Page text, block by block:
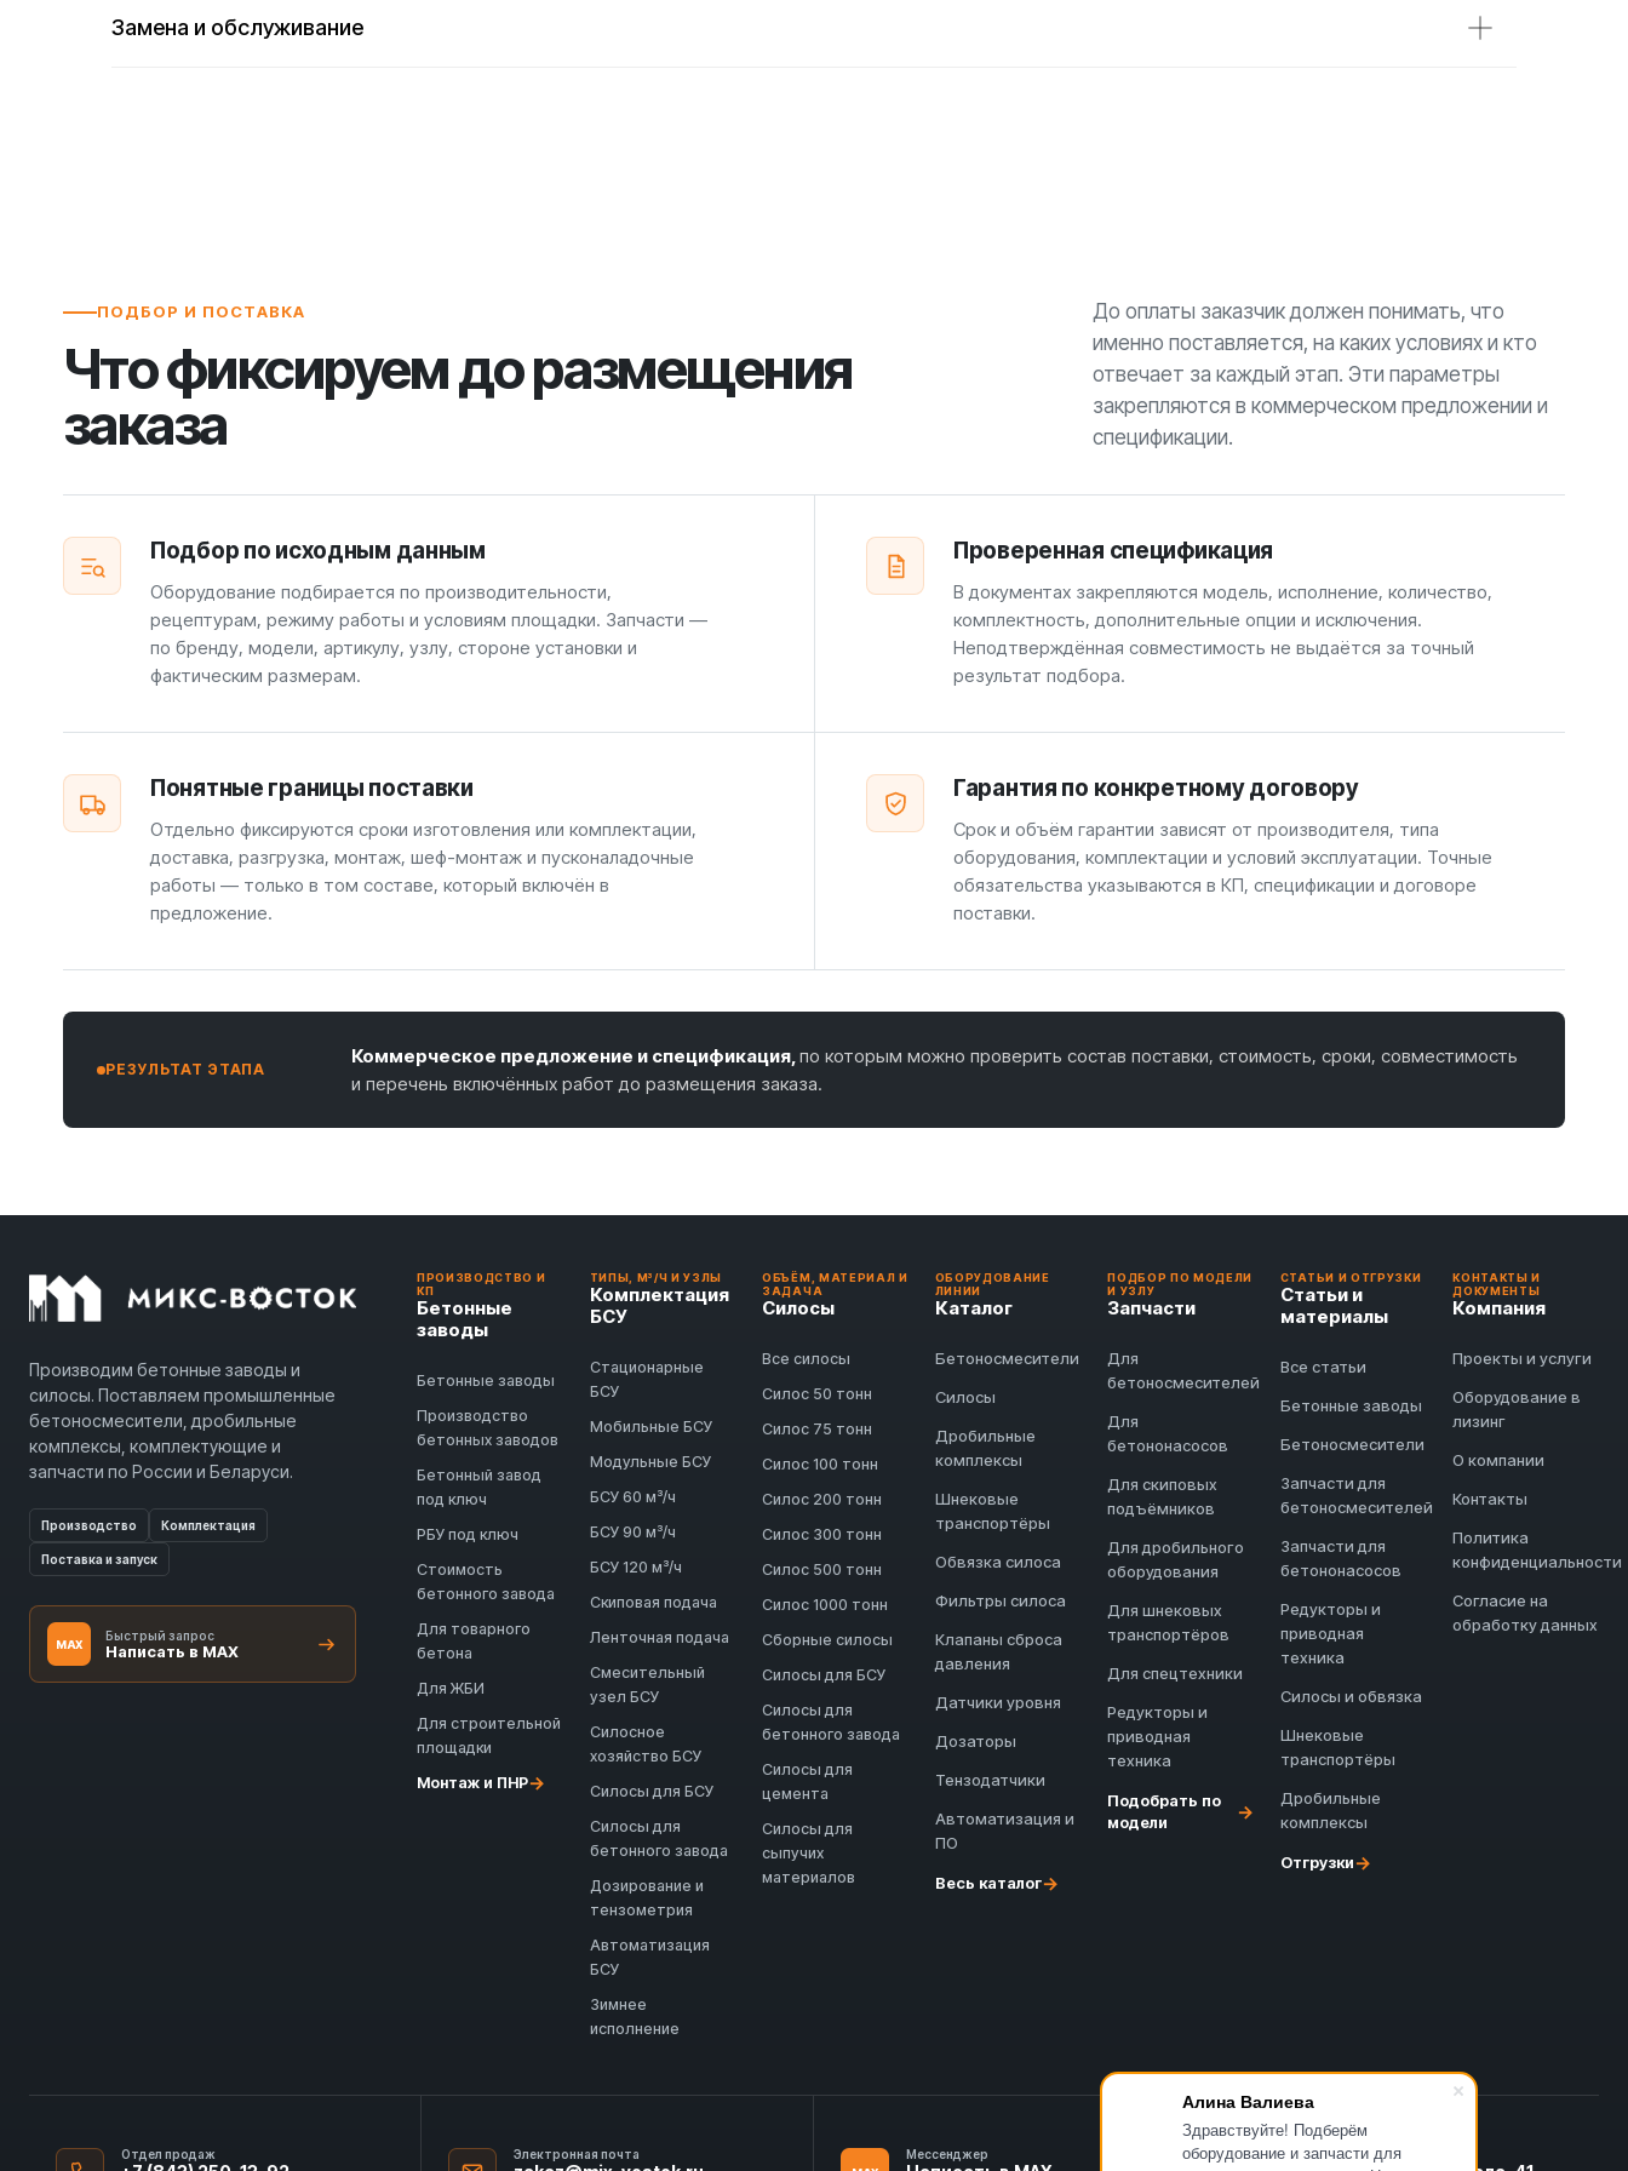
Алина Валиева
Здравствуйте! Подберём
оборудование и запчасти для
Замена и обслуживание
ПОДБОР И ПОСТАВКА
Что фиксируем до размещения
заказа
До оплаты заказчик должен понимать, что
именно поставляется, на каких условиях и кто
отвечает за каждый этап. Эти параметры
закрепляются в коммерческом предложении и
спецификации.
Подбор по исходным данным
Оборудование подбирается по производительности,
рецептурам, режиму работы и условиям площадки. Запчасти —
по бренду, модели, артикулу, узлу, стороне установки и
фактическим размерам.
Проверенная спецификация
В документах закрепляются модель, исполнение, количество,
комплектность, дополнительные опции и исключения.
Неподтверждённая совместимость не выдаётся за точный
результат подбора.
Понятные границы поставки
Отдельно фиксируются сроки изготовления или комплектации,
доставка, разгрузка, монтаж, шеф-монтаж и пусконаладочные
работы — только в том составе, который включён в
предложение.
Гарантия по конкретному договору
Срок и объём гарантии зависят от производителя, типа
оборудования, комплектации и условий эксплуатации. Точные
обязательства указываются в КП, спецификации и договоре
поставки.
РЕЗУЛЬТАТ ЭТАПА
Коммерческое предложение и спецификация,по которым можно проверить состав поставки, стоимость, сроки, совместимость
и перечень включённых работ до размещения заказа.
Производим бетонные заводы и
силосы. Поставляем промышленные
бетоносмесители, дробильные
комплексы, комплектующие и
запчасти по России и Беларуси.
Производство Комплектация
Поставка и запуск
MAX
Быстрый запрос
Написать в MAX
ПРОИЗВОДСТВО И
КП
Бетонные
заводы
Бетонные заводы
Производство
бетонных заводов
Бетонный завод
под ключ
РБУ под ключ
Стоимость
бетонного завода
Для товарного
бетона
Для ЖБИ
Для строительной
площадки
Монтаж и ПНР→
ТИПЫ, М³/Ч И УЗЛЫ
Комплектация
БСУ
Стационарные
БСУ
Мобильные БСУ
Модульные БСУ
БСУ 60 м³/ч
БСУ 90 м³/ч
БСУ 120 м³/ч
Скиповая подача
Ленточная подача
Смесительный
узел БСУ
Силосное
хозяйство БСУ
Силосы для БСУ
Силосы для
бетонного завода
Дозирование и
тензометрия
Автоматизация
БСУ
Зимнее
исполнение
ОБЪЁМ, МАТЕРИАЛ И
ЗАДАЧА
Силосы
Все силосы
Силос 50 тонн
Силос 75 тонн
Силос 100 тонн
Силос 200 тонн
Силос 300 тонн
Силос 500 тонн
Силос 1000 тонн
Сборные силосы
Силосы для БСУ
Силосы для
бетонного завода
Силосы для
цемента
Силосы для
сыпучих
материалов
ОБОРУДОВАНИЕ
ЛИНИИ
Каталог
Бетоносмесители
Силосы
Дробильные
комплексы
Шнековые
транспортёры
Обвязка силоса
Фильтры силоса
Клапаны сброса
давления
Датчики уровня
Дозаторы
Тензодатчики
Автоматизация и
ПО
Весь каталог→
ПОДБОР ПО МОДЕЛИ
И УЗЛУ
Запчасти
Для
бетоносмесителей
Для
бетононасосов
Для скиповых
подъёмников
Для дробильного
оборудования
Для шнековых
транспортёров
Для спецтехники
Редукторы и
приводная
техника
Подобрать по
модели
→
СТАТЬИ И ОТГРУЗКИ
Статьи и
материалы
Все статьи
Бетонные заводы
Бетоносмесители
Запчасти для
бетоносмесителей
Запчасти для
бетононасосов
Редукторы и
приводная
техника
Силосы и обвязка
Шнековые
транспортёры
Дробильные
комплексы
Отгрузки→
КОНТАКТЫ И
ДОКУМЕНТЫ
Компания
Проекты и услуги
Оборудование в
лизинг
О компании
Контакты
Политика
конфиденциальности
Согласие на
обработку данных
Отдел продаж Электронная почта Мессенджер Офис в Казани